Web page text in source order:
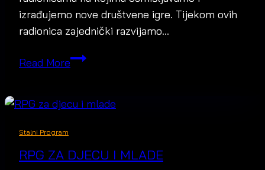
izrađujemo nove društvene igre. Tijekom ovih
radionica zajednički razvijamo…
Read MoreIzrada
i
Stalni Program
RPG ZA DJECU I MLADE